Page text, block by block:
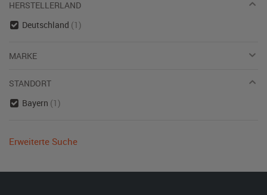
HERSTELLERLAND
Deutschland (1)
MARKE
STANDORT
Bayern (1)
Erweiterte Suche